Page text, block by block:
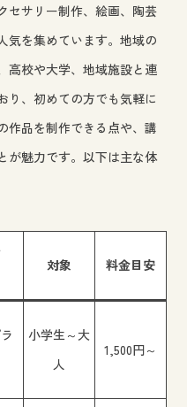
セサリー制作、絵画、陶芸
気を集めています。地域の
高校や大学、地域施設と連
り、初めての方でも気軽に
作品を制作できる点や、講
が魅力です。以下は主な体
対象 料金目安
小学生～大
人
1,500円～